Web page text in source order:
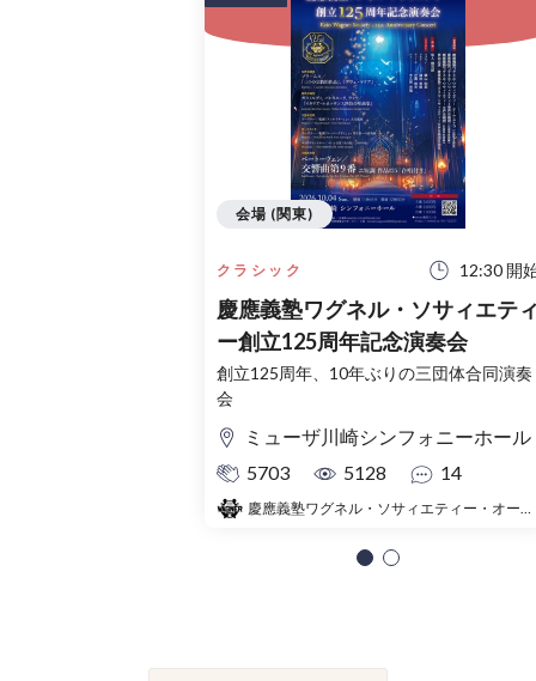
クラシック 12:30 開
慶應義塾ワグネル・ソサィエテ
ー創立125周年記念演奏会
創立125周年、10年ぶりの三団体合同演奏
会
ミューザ川崎シンフォニーホール
5703
5128 14
慶應義塾ワグネル・ソサィエティー・オーケストラ
会場 (関東)